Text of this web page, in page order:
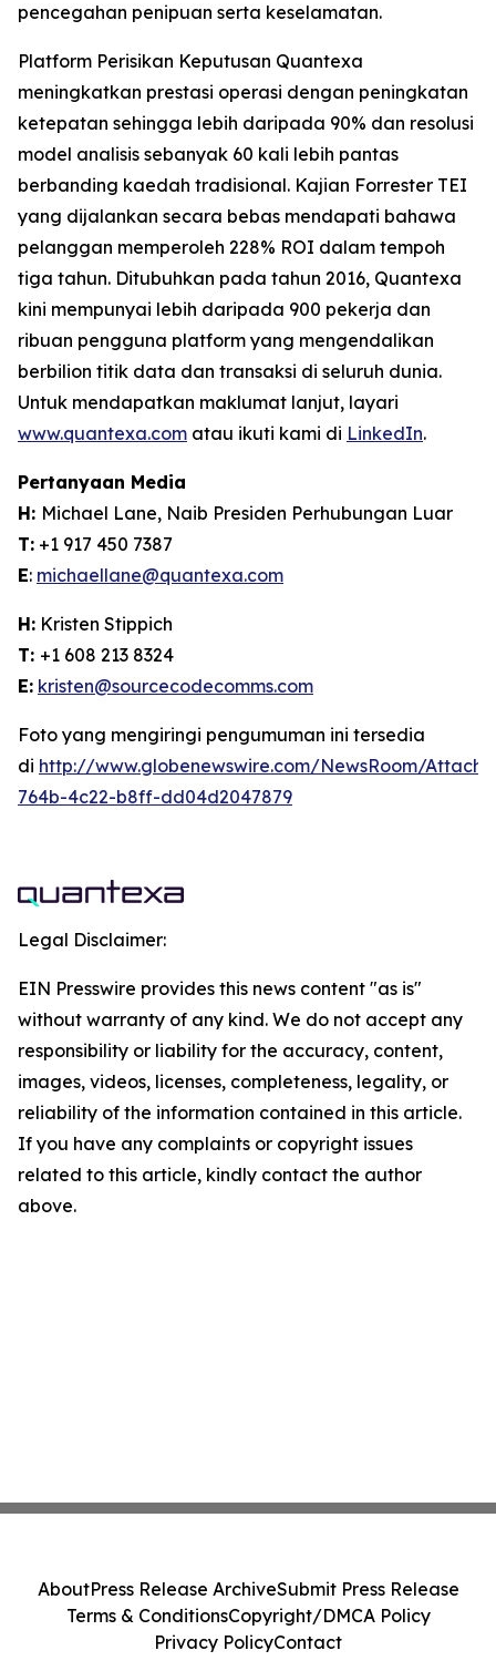
pencegahan penipuan serta keselamatan.
Platform Perisikan Keputusan Quantexa
meningkatkan prestasi operasi dengan peningkatan
ketepatan sehingga lebih daripada 90% dan resolusi
model analisis sebanyak 60 kali lebih pantas
berbanding kaedah tradisional. Kajian Forrester TEI
yang dijalankan secara bebas mendapati bahawa
pelanggan memperoleh 228% ROI dalam tempoh
tiga tahun. Ditubuhkan pada tahun 2016, Quantexa
kini mempunyai lebih daripada 900 pekerja dan
ribuan pengguna platform yang mengendalikan
berbilion titik data dan transaksi di seluruh dunia.
Untuk mendapatkan maklumat lanjut, layari
www.quantexa.com atau ikuti kami di LinkedIn.
Pertanyaan Media
H: Michael Lane, Naib Presiden Perhubungan Luar
T: +1 917 450 7387
E: michaellane@quantexa.com
H: Kristen Stippich
T: +1 608 213 8324
E: kristen@sourcecodecomms.com
Foto yang mengiringi pengumuman ini tersedia
di http://www.globenewswire.com/NewsRoom/
764b-4c22-b8ff-dd04d2047879
Legal Disclaimer:
EIN Presswire provides this news content "as is"
without warranty of any kind. We do not accept any
responsibility or liability for the accuracy, content,
images, videos, licenses, completeness, legality, or
reliability of the information contained in this article.
If you have any complaints or copyright issues
related to this article, kindly contact the author
above.
AboutPress Release ArchiveSubmit Press Release
Terms & ConditionsCopyright/DMCA Policy
Privacy PolicyContact